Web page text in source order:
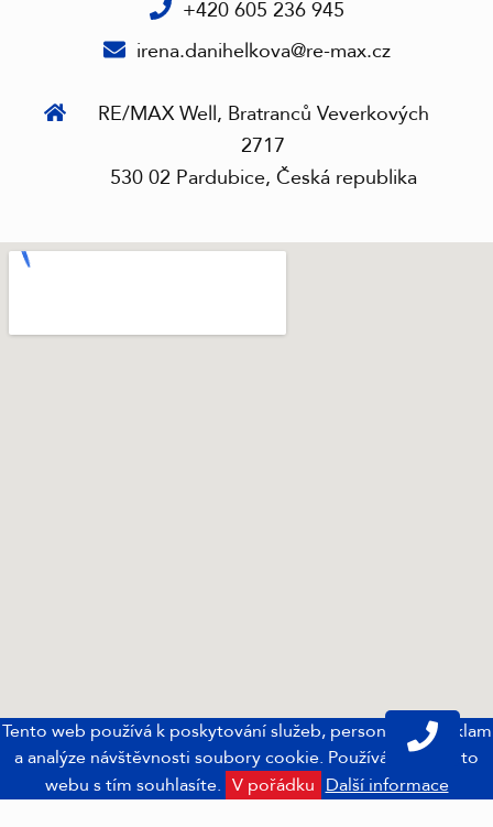
+420 605 236 945
irena.danihelkova@re-max.cz
RE/MAX Well, Bratranců Veverkových
2717
530 02 Pardubice, Česká republika
Tento web používá k poskytování služeb, personalizaci reklam
a analýze návštěvnosti soubory cookie. Používáním tohoto
webu s tím souhlasíte. V pořádku Další informace